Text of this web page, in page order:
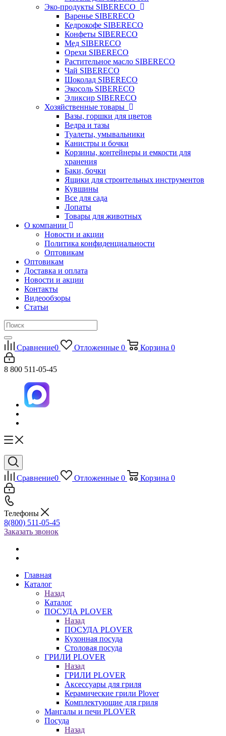
Эко-продукты SIBERECO
Варенье SIBERECO
Кедрокофе SIBERECO
Конфеты SIBERECO
Мед SIBERECO
Орехи SIBERECO
Растительное масло SIBERECO
Чай SIBERECO
Шоколад SIBERECO
Экосоль SIBERECO
Эликсир SIBERECO
Хозяйственные товары
Вазы, горшки для цветов
Ведра и тазы
Туалеты, умывальники
Канистры и бочки
Корзины, контейнеры и емкости для
хранения
Баки, бочки
Ящики для строительных инструментов
Кувшины
Все для сада
Лопаты
Товары для животных
О компании
Новости и акции
Политика конфиденциальности
Оптовикам
Оптовикам
Доставка и оплата
Новости и акции
Контакты
Видеообзоры
Статьи
Сравнение0 Отложенные 0 Корзина 0
8 800 511-05-45
Сравнение0 Отложенные 0 Корзина 0
Телефоны
8(800) 511-05-45
Заказать звонок
Главная
Каталог
Назад
Каталог
ПОСУДА PLOVER
Назад
ПОСУДА PLOVER
Кухонная посуда
Столовая посуда
ГРИЛИ PLOVER
Назад
ГРИЛИ PLOVER
Аксессуары для гриля
Керамические грили Plover
Комплектующие для гриля
Мангалы и печи PLOVER
Посуда
Назад